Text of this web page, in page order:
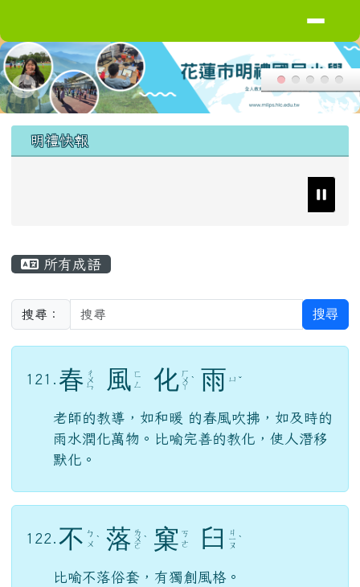
上中區域內容
明禮快報
所有成語
搜尋： 搜尋
121. 春 ㄔ
ㄨ
ㄣ 風
ㄈ
ㄥ
化 ㄏ
ㄨ
ㄚ
ˋ 雨 ˇ
老師的教導，如和暖 的春風吹拂，如及時的
雨水潤化萬物。比喻完善的教化，使人潛移
默化。
122. 不 ㄅ
ㄨ ˋ 落 ㄌ
ㄨ
ㄛ
ˋ 窠 ㄎ
ㄜ
臼 ㄐ
ㄧ
ㄡ
ˋ
比喻不落俗套，有獨創風格。
頁尾區域